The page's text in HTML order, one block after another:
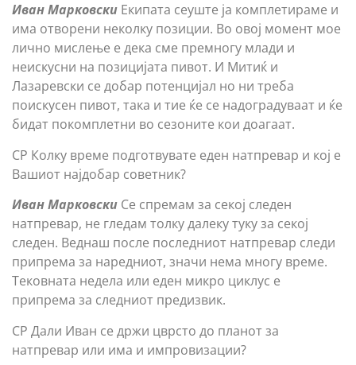
Иван Марковски Екипата сеуште ја комплетираме и
има отворени неколку позиции. Во овој момент мое
лично мислење е дека сме премногу млади и
неискусни на позицијата пивот. И Митиќ и
Лазаревски се добар потенцијал но ни треба
поискусен пивот, така и тие ќе се надоградуваат и ќе
бидат покомплетни во сезоните кои доагаат.
СР Колку време подготвувате еден натпревар и кој е
Вашиот најдобар советник?
Иван Марковски Се спремам за секој следен
натпревар, не гледам толку далеку туку за секој
следен. Веднаш после последниот натпревар следи
припрема за наредниот, значи нема многу време.
Тековната недела или еден микро циклус е
припрема за следниот предизвик.
СР Дали Иван се држи цврсто до планот за
натпревар или има и импровизации?